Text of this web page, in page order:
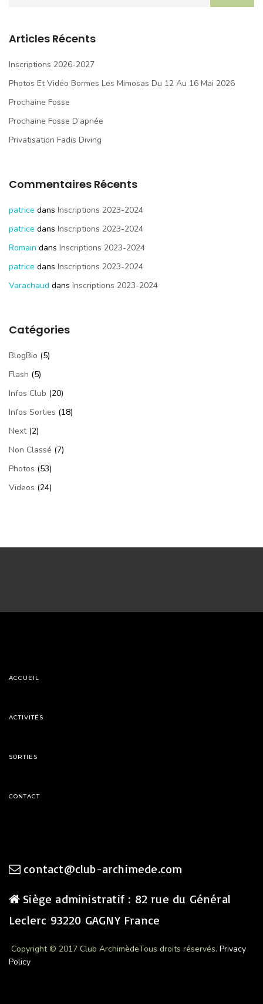
Articles Récents
Inscriptions 2026-2027
Photos Et Vidéo Bormes Les Mimosas Du 12 Au 16 Mai 2026
Prochaine Fosse
Prochaine Fosse D’apnée
Privatisation Fadis Diving
Commentaires Récents
patrice dans Inscriptions 2023-2024
patrice dans Inscriptions 2023-2024
Romain dans Inscriptions 2023-2024
patrice dans Inscriptions 2023-2024
Varachaud dans Inscriptions 2023-2024
Catégories
BlogBio (5)
Flash (5)
Infos Club (20)
Infos Sorties (18)
Next(2)
Non Classé (7)
Photos (53)
Videos (24)
ACCUEIL
ACTIVITÉS
SORTIES
CONTACT
contact@club-archimede.com
Siège administratif : 82 rue du Général
Leclerc 93220 GAGNY France
Copyright © 2017 Club ArchimèdeTous droits réservés. Privacy
Policy